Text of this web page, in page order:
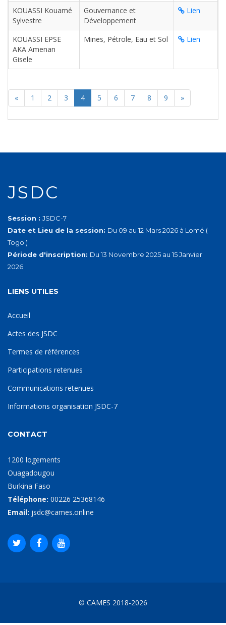
KOUASSI Kouamé
Sylvestre
Gouvernance et
Développement
Lien
KOUASSI EPSE
AKA Amenan
Gisele
Mines, Pétrole, Eau et Sol Lien
« 1 2 3 4 5 6 7 8 9 »
JSDC
Session : JSDC-7
Date et Lieu de la session: Du 09 au 12 Mars 2026 à Lomé (
Togo )
Période d'inscription: Du 13 Novembre 2025 au 15 Janvier
2026
LIENS UTILES
Accueil
Actes des JSDC
Termes de références
Participations retenues
Communications retenues
Informations organisation JSDC-7
CONTACT
1200 logements
Ouagadougou
Burkina Faso
Téléphone: 00226 25368146
Email: jsdc@cames.online
© CAMES 2018-2026